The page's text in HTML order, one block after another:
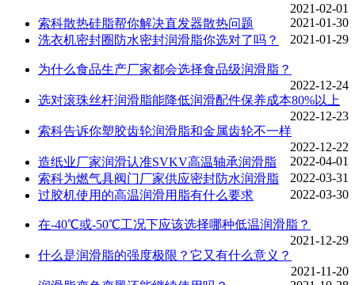
2021-02-01
索科散热硅脂帮你解决直发器散热问题
2021-01-30
洗衣机密封圈防水密封润滑脂你选对了吗？
2021-01-29
为什么食品生产厂家都会选择食品级润滑脂？
2022-12-24
选对滚珠丝杆润滑脂能降低润滑配件保养成本80%以上
2022-12-23
索科告诉你塑胶齿轮润滑脂和金属齿轮不一样
2022-12-22
造纸业厂家润滑认准SVKV高温轴承润滑脂
2022-04-01
索科为燃气具阀门厂家供应密封防水润滑脂
2022-03-31
过胶机使用的高温润滑用脂有什么要求
2022-03-30
在-40℃或-50℃工况下应该选择哪种低温润滑脂？
2021-12-29
什么是润滑脂的强度极限？它又有什么意义？
2021-11-20